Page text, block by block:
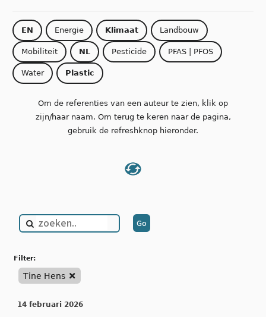
EN Energie Klimaat Landbouw
Mobiliteit NL Pesticide PFAS | PFOS
Water Plastic
Om de referenties van een auteur te zien, klik op
zijn/haar naam. Om terug te keren naar de pagina,
gebruik de refreshknop hieronder.
filter:
Tine Hens
14 februari 2026